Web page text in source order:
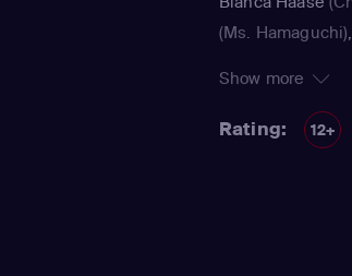
(Ms. Hamaguchi)
moeder), Neil
Stinson /
Show more
Rating: 12+